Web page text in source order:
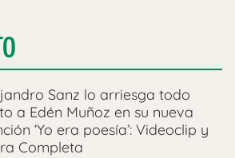
Sanz lo arriesga todo
a Edén Muñoz en su nueva
‘Yo era poesía’: Videoclip y
Completa